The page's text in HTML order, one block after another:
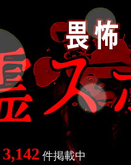
3,142 件掲載中